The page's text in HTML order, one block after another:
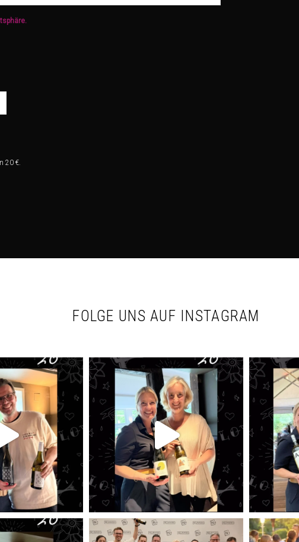
20 €.
FOLGE UNS AUF INSTAGRAM